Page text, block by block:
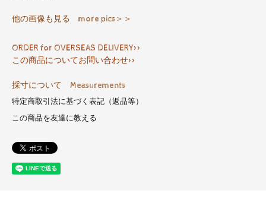
他の画像も見る more pics＞＞
ORDER for OVERSEAS DELIVERY>>
この商品についてお問い合わせ>>
採寸について Measurements
特定商取引法に基づく表記（返品等）
この商品を友達に教える